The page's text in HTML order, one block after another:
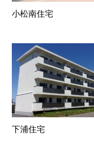
小松南住宅
下浦住宅